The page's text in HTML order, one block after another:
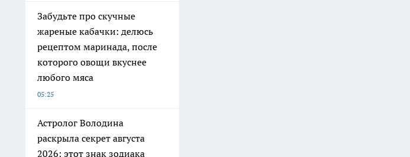
Забудьте про скучные
жареные кабачки: делюсь
рецептом маринада, после
которого овощи вкуснее
любого мяса
05:25
Астролог Володина
раскрыла секрет августа
2026: этот знак зодиака